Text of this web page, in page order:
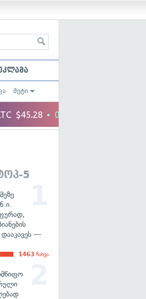
მეტი
5
დააკავეს —
1463 ნახვა